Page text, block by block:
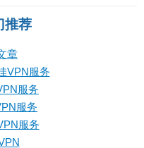
推荐
章
VPN服务
服务
服务
服务